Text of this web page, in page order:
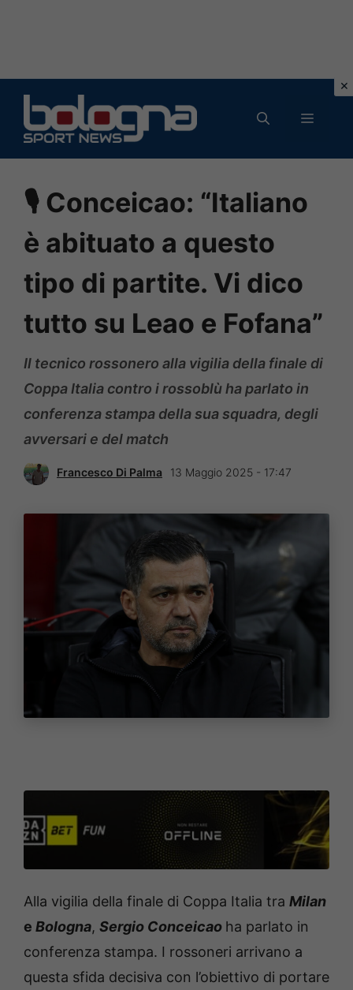
contenuto
MENU
🎙 Conceicao: “Italiano
è abituato a questo
tipo di partite. Vi dico
tutto su Leao e Fofana”
Il tecnico rossonero alla vigilia della finale di
Coppa Italia contro i rossoblù ha parlato in
conferenza stampa della sua squadra, degli
avversari e del match
Francesco Di Palma 13 Maggio 2025 - 17:47
Alla vigilia della finale di Coppa Italia tra Milan
e Bologna, Sergio Conceicao ha parlato in
conferenza stampa. I rossoneri arrivano a
questa sfida decisiva con l’obiettivo di portare